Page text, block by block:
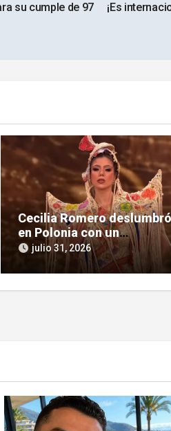
su cumple de 97
¡Es
Cecilia Romero deslumbró
en Polonia con un
imponente homenaje a la
cultura guaraní
julio 31, 2026